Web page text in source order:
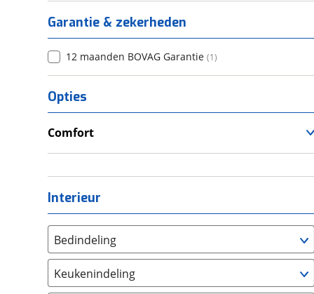
Garantie & zekerheden
12 maanden BOVAG Garantie (1)
Opties
Comfort
Interieur
Bedindeling
Twee aparte bedden (1)
Alkoofbed ( 0)
Keukenindeling